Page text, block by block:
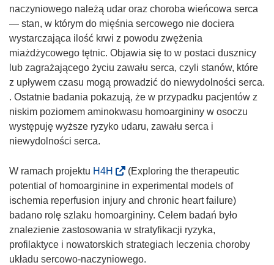
naczyniowego należą udar oraz choroba wieńcowa serca
— stan, w którym do mięśnia sercowego nie dociera
wystarczająca ilość krwi z powodu zwężenia
miażdżycowego tętnic. Objawia się to w postaci dusznicy
lub zagrażającego życiu zawału serca, czyli stanów, które
z upływem czasu mogą prowadzić do niewydolności serca.
. Ostatnie badania pokazują, że w przypadku pacjentów z
niskim poziomem aminokwasu homoargininy w osoczu
występuję wyższe ryzyko udaru, zawału serca i
niewydolności serca.
W ramach projektu H4H
o
d
n
o
ś
n
(Exploring the therapeutic
potential of homoarginine in experimental models of
ischemia reperfusion injury and chronic heart failure)
badano rolę szlaku homoargininy. Celem badań było
znalezienie zastosowania w stratyfikacji ryzyka,
profilaktyce i nowatorskich strategiach leczenia choroby
układu sercowo-naczyniowego.